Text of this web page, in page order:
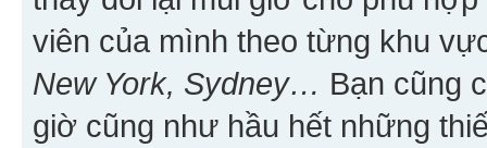
viên của mình theo từng khu
New York, Sydney… Bạn cũng
giờ cũng như hầu hết những